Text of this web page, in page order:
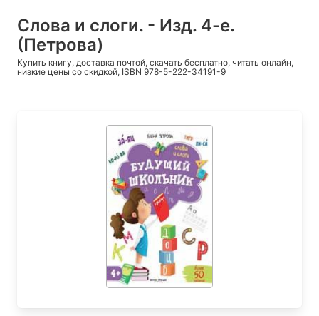
Слова и слоги. - Изд. 4-е.
(Петрова)
Купить книгу, доставка почтой, скачать бесплатно, читать онлайн,
низкие цены со скидкой, ISBN 978-5-222-34191-9